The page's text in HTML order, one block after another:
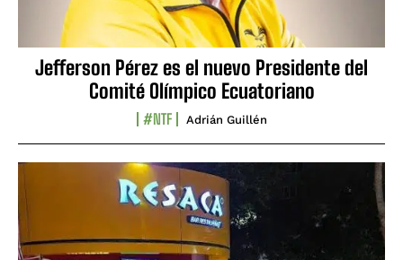
Jefferson Pérez es el nuevo Presidente del
Comité Olímpico Ecuatoriano
#NTF Adrián Guillén